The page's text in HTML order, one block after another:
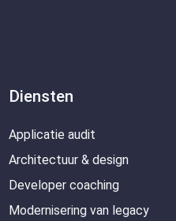
Diensten
Applicatie audit
Architectuur & design
Developer coaching
Modernisering van legacy